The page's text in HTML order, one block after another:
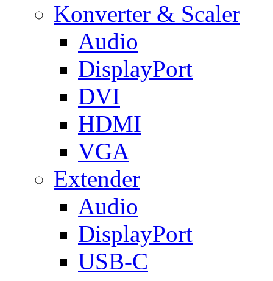
Konverter & Scaler
Audio
DisplayPort
DVI
HDMI
VGA
Extender
Audio
DisplayPort
USB-C